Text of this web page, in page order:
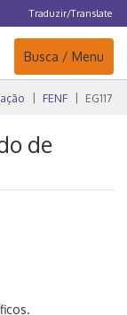
Traduzir/Translate
Navegação
Busca / Menu
FENF EG117
de